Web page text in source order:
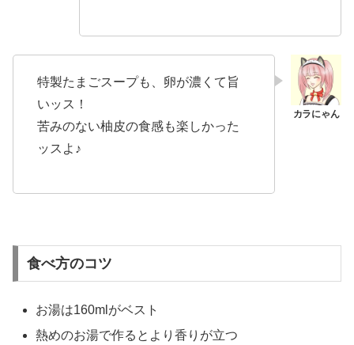
特製たまごスープも、卵が濃くて旨
いッス！
苦みのない柚皮の食感も楽しかった
ッスよ♪
食べ方のコツ
お湯は160mlがベスト
熱めのお湯で作るとより香りが立つ